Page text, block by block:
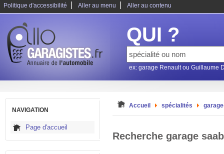
Politique d'accessibilité Aller au menu Aller au contenu
QUI ?
ex: garage Renault ou Guillaume
NAVIGATION
Page d'accueil
Accueil spécialités
Recherche garage saab